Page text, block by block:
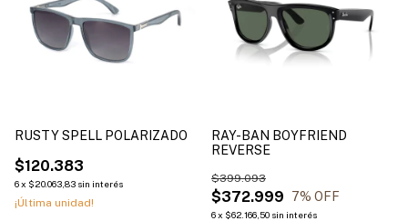
RUSTY SPELL POLARIZADO
$120.383
6x $20.063,83 sin interés
¡Última unidad!
RAY-BAN BOYFRIEND
REVERSE
$372.999
$399.093
7% OFF
6x $62.166,50 sin interés